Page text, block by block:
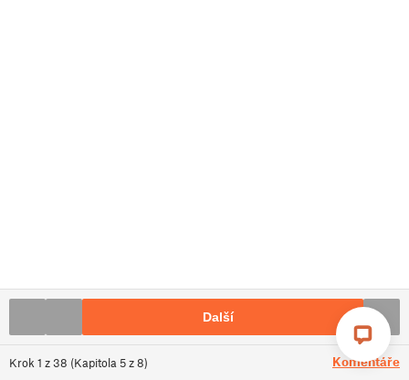
Krok 1 z38 (Kapitola 5z8) Komentáře
Další